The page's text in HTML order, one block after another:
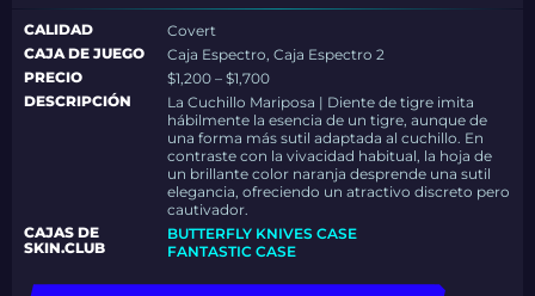
CALIDAD
Covert
CAJA DE JUEGO
Caja Espectro, Caja Espectro 2
PRECIO
$1,200 – $1,700
DESCRIPCIÓN
La Cuchillo Mariposa | Diente de tigre imita
hábilmente la esencia de un tigre, aunque de
una forma más sutil adaptada al cuchillo. En
contraste con la vivacidad habitual, la hoja de
un brillante color naranja desprende una sutil
elegancia, ofreciendo un atractivo discreto pero
cautivador.
CAJAS DE
SKIN.CLUB
BUTTERFLY KNIVES CASE
FANTASTIC CASE